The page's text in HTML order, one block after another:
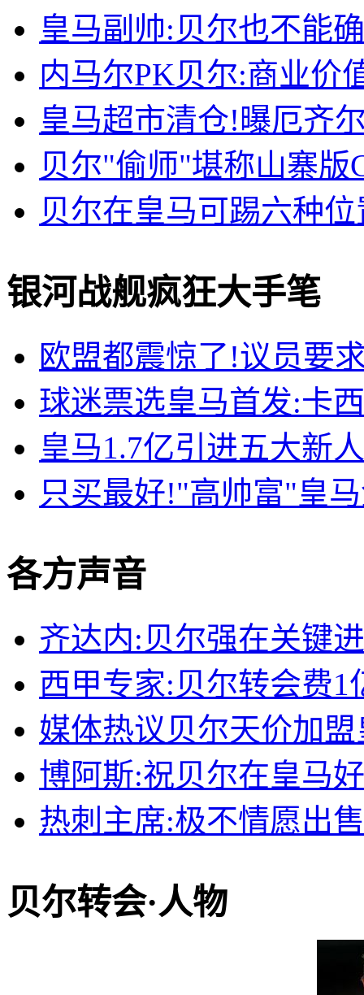
皇马副帅:贝尔也不能
内马尔PK贝尔:商业价
皇马超市清仓!曝厄齐
贝尔"偷师"堪称山寨版
贝尔在皇马可踢六种
银河战舰疯狂大手笔
欧盟都震惊了!议员要
球迷票选皇马首发:卡
皇马1.7亿引进五大新
只买最好!"高帅富"皇
各方声音
齐达内:贝尔强在关键
西甲专家:贝尔转会费1
媒体热议贝尔天价加
博阿斯:祝贝尔在皇马
热刺主席:极不情愿出
贝尔转会·人物